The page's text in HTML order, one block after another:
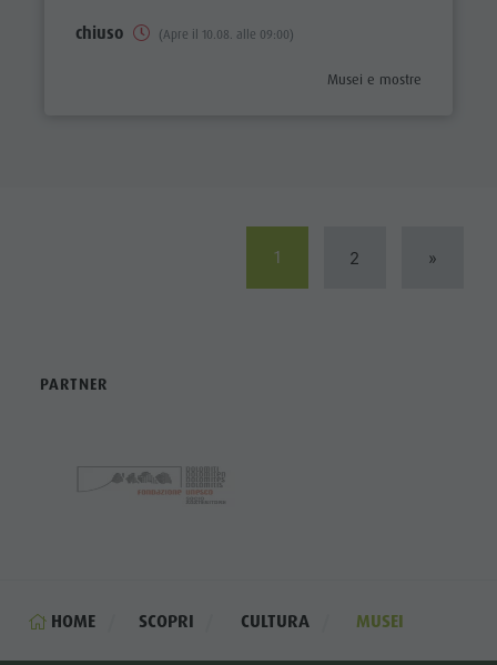
chiuso (Apre il 10.08. alle 09:00)
aria.poi_category_prefix
Musei e mostre
1 2 »
PARTNER
HOME SCOPRI CULTURA MUSEI